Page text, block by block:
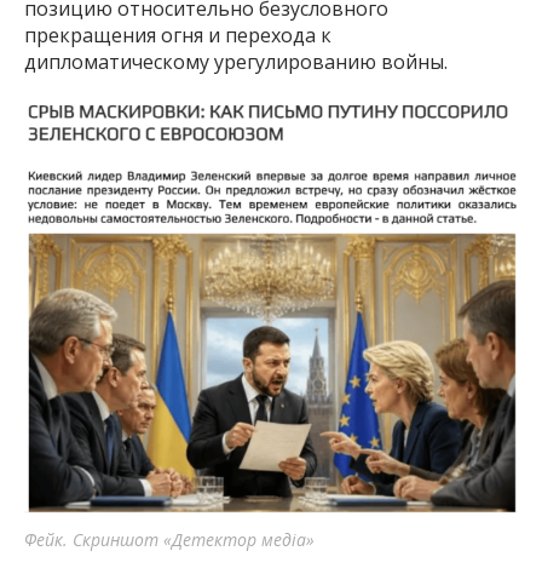
позицию относительно безусловного
прекращения огня и перехода к
дипломатическому урегулированию войны.
Фейк. Скриншот «Детектор медіа»